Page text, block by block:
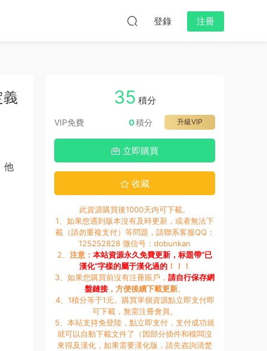
登錄 注冊
他
35 積分
VIP免費 升級VIP
0積分
立即購買
收藏
此資源購買後1000天内可下載。
1、如果您遇到版本沒有及時更新，或者無法下
載（請勿重複支付）等問題，請聯系客服QQ：
125252828 微信号：dobunkan
2、 注意： 本站資源永久免費更新，标題帶“已
漢化”字樣的屬于漢化過的！！！
3、如果您購買前沒有注冊賬戶， 請自行保存網
盤鏈接，方便後續下載更新。
4、1積分等于1元。購買單個資源點立即支付即
可下載，無需注冊會員。
5、本站支持免登陸，點立即支付，支付成功就
就可以自動下載文件了（因部分插件和模闆沒
來得及漢化，如果需要漢化版，請先咨詢清楚